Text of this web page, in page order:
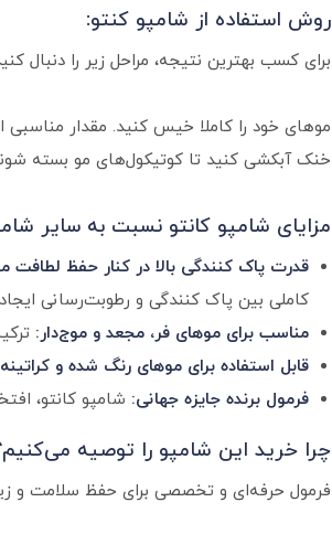
روش استفاده از شامپو کنتو:
برای کسب بهترین نتیجه، مراحل زیر را دنبال
موهای خود را کاملا خیس کنید. مقدار
خنک آبکشی کنید تا کوتیکول‌های مو بسته
مزایای شامپو کانتو نسبت به سایر
قدرت پاک کنندگی بالا در کنار حفظ لطافت
کاملی بین پاک کنندگی و رطوبت‌رسانی
مناسب برای موهای فر، مجعد و موج‌دار:
قابل استفاده برای موهای رنگ شده و
فرمول برنده جایزه جهانی: شامپو کانتو،
چرا خرید این شامپو را توصیه
فرمول حرفه‌ای و تخصصی برای حفظ سلامت و